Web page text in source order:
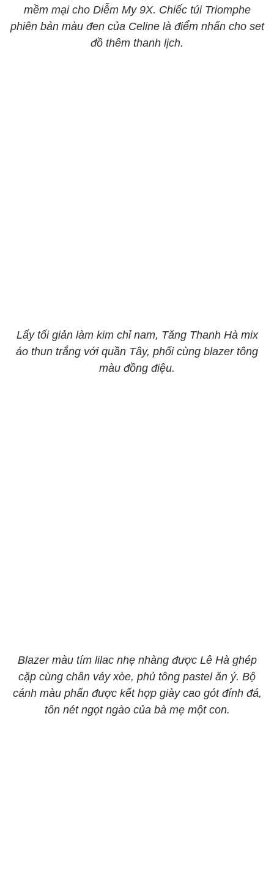
mềm mại cho Diễm My 9X. Chiếc túi Triomphe
phiên bản màu đen của Celine là điểm nhấn cho set
đồ thêm thanh lịch.
Lấy tối giản làm kim chỉ nam, Tăng Thanh Hà mix
áo thun trắng với quần Tây, phối cùng blazer tông
màu đồng điệu.
Blazer màu tím lilac nhẹ nhàng được Lê Hà ghép
cặp cùng chân váy xòe, phủ tông pastel ăn ý. Bộ
cánh màu phấn được kết hợp giày cao gót đính đá,
tôn nét ngọt ngào của bà mẹ một con.